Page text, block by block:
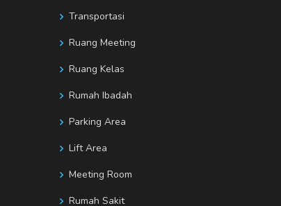
Transportasi
Ruang Meeting
Ruang Kelas
Rumah Ibadah
Parking Area
Lift Area
Meeting Room
Rumah Sakit